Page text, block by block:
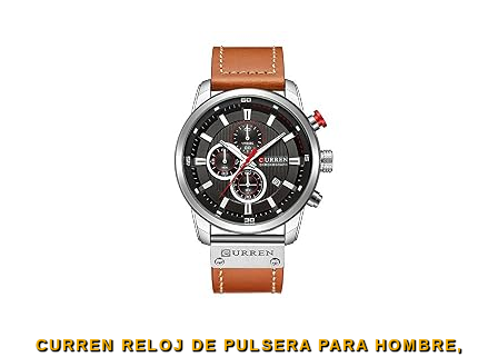
CURREN RELOJ DE PULSERA PARA HOMBRE,